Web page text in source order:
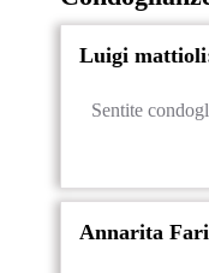
Luigi
Sentite
Annarita